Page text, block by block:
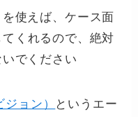
使えば、ケース面
くれるので、絶対
でください
ョン）
というエー